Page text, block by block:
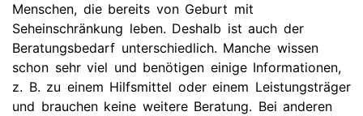
Menschen, die bereits von Geburt mit
Seheinschränkung leben. Deshalb ist auch der
Beratungsbedarf unterschiedlich. Manche wissen
schon sehr viel und benötigen einige Informationen,
z. B. zu einem Hilfsmittel oder einem Leistungsträger
und brauchen keine weitere Beratung. Bei anderen